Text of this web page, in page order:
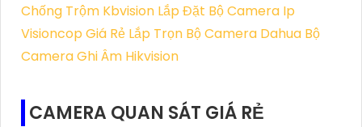
Chống Trộm Kbvision Lắp Đặt Bộ Camera Ip
Visioncop Giá Rẻ Lắp Trọn Bộ Camera Dahua Bộ
Camera Ghi Âm Hikvision
CAMERA QUAN SÁT GIÁ RẺ